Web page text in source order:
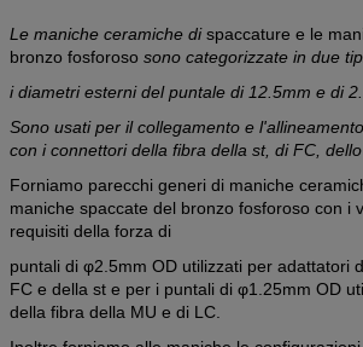
Le maniche ceramiche di spaccature e le
bronzo fosforoso sono categorizzate in due
i diametri esterni del puntale di 12.5mm e di
Sono usati per il collegamento e
con i connettori della fibra della st, di FC,
Forniamo parecchi generi di maniche
maniche spaccate del bronzo fosforoso con i
requisiti della forza di
puntali di φ2.5mm OD utilizzati per adattatori
FC e della st e per i puntali di φ1.25mm OD
della fibra della MU e di LC.